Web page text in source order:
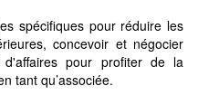
spécifiques pour réduire les
concevoir et négocier
pour profiter de la
tant qu’associée.